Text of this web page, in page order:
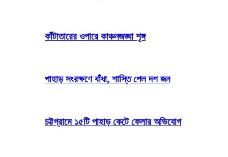
কাঁটাতারের ওপারে কাঞ্চনজঙ্ঘা শৃঙ্গ
পাহাড় সংরক্ষণে বাঁধা, শাস্তি পেল দশ জন
চট্টগ্রামে ১৫টি পাহাড় কেটে ফেলার অভিযোগ